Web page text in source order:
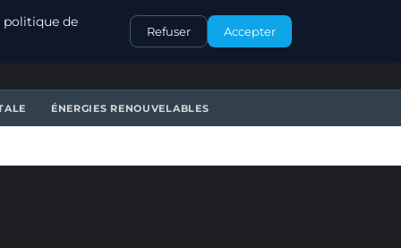
CONTACT
ÉNERGIES RENOUVELABLES
politique de
Refuser Accepter